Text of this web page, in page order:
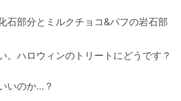
石部分とミルクチョコ&パフの岩石部
。ハロウィンのトリートにどうです？
いのか…？